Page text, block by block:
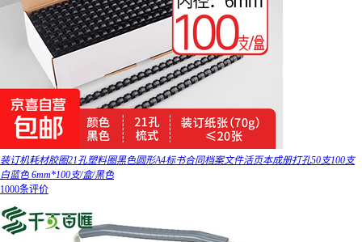
装订机耗材胶圈21孔塑料圈黑色圆形A4标书合同档案文件活页本成册打孔50支100支
白蓝色 6mm*100支/盒/黑色
1000条评价